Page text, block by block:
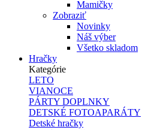
Mamičky
Zobraziť
Novinky
Náš výber
Všetko skladom
Hračky
Kategórie
LETO
VIANOCE
PÁRTY DOPLNKY
DETSKÉ FOTOAPARÁTY
Detské hračky